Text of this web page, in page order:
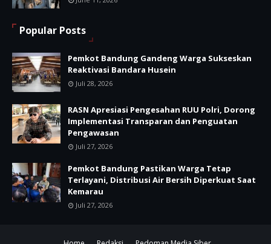
Popular Posts
Pemkot Bandung Gandeng Warga Sukseskan
Reaktivasi Bandara Husein
Juli 28, 2026
RASN Apresiasi Pengesahan RUU Polri, Dorong
Implementasi Transparan dan Penguatan
Pengawasan
Juli 27, 2026
Pemkot Bandung Pastikan Warga Tetap
Terlayani, Distribusi Air Bersih Diperkuat Saat
Kemarau
Juli 27, 2026